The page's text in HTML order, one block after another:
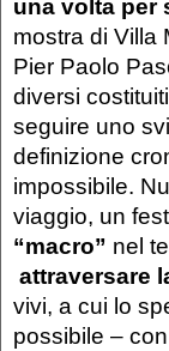
una volta per
mostra di Villa
Pier Paolo
diversi
seguire uno
definizione
impossibile.
viaggio, un
“macro” nel
attraversare
vivi, a cui lo
possibile –